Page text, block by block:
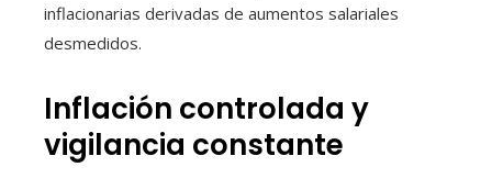
inflacionarias derivadas de aumentos salariales
desmedidos.
Inflación controlada y
vigilancia constante